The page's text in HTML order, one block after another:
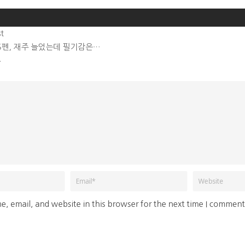
펜, 재주 늘었는데 필기감은…
email, and website in this browser for the next time I comment.